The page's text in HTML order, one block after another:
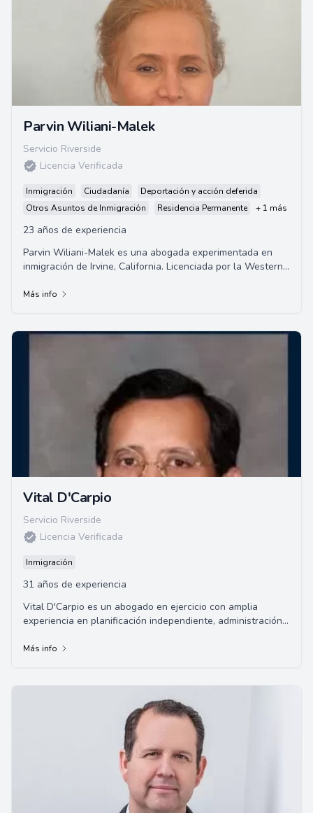
Parvin Wiliani-Malek
Servicio Riverside
Licencia Verificada
Inmigración Ciudadanía
Deportación y acción deferida
Otros Asuntos de Inmigración
Residencia Permanente + 1 más
23 años de experiencia
Parvin Wiliani-Malek es una abogada experimentada en
inmigración de Irvine, California. Licenciada por la Western
Más info
Vital D'Carpio
Servicio Riverside
Licencia Verificada
Inmigración
31 años de experiencia
Vital D'Carpio es un abogado en ejercicio con amplia
experiencia en planificación independiente, administración y
Más info